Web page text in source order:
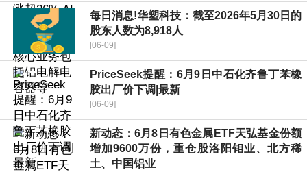
每日消息!华塑科技：截至2026年5月30日的
股东人数为8,918人
[06-09]
PriceSeek提醒：6月9日中石化齐鲁丁苯橡
胶出厂价下调|最新
[06-09]
新动态：6月8日有色金属ETF天弘基金份额
增加9600万份，重仓股洛阳钼业、北方稀
土、中国铝业